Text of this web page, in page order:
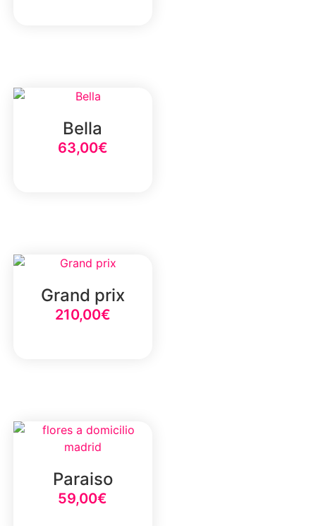
Bella
63,00€
Grand prix
210,00€
Paraiso
59,00€